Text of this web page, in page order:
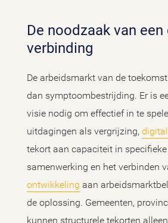
De noodzaak van een duurzame
verbinding
De arbeidsmarkt van de
dan symptoombestrijding. Er is
visie nodig om effectief in te
uitdagingen als vergrijzing,
tekort aan capaciteit in
samenwerking en het verbinden
ontwikkeling aan
de oplossing. Gemeenten,
kunnen structurele tekorten